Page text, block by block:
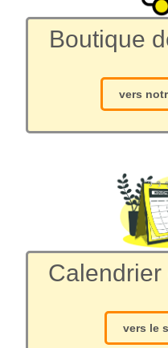
Boutique
vers
Calendrier
vers le